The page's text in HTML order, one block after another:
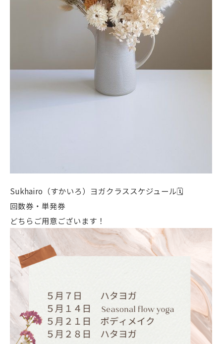
Sukhairo（すかいろ）ヨガクラススケジュール🗓
回数券・単発券
どちらご用意ございます！